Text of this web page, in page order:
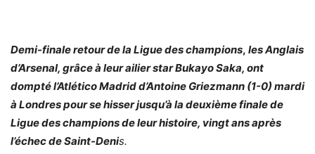
Demi-finale retour de la Ligue des champions, les Anglais
d’Arsenal, grâce à leur ailier star Bukayo Saka, ont
dompté l’Atlético Madrid d’Antoine Griezmann (1-0) mardi
à Londres pour se hisser jusqu’à la deuxième finale de
Ligue des champions de leur histoire, vingt ans après
l’échec de Saint-Denis.